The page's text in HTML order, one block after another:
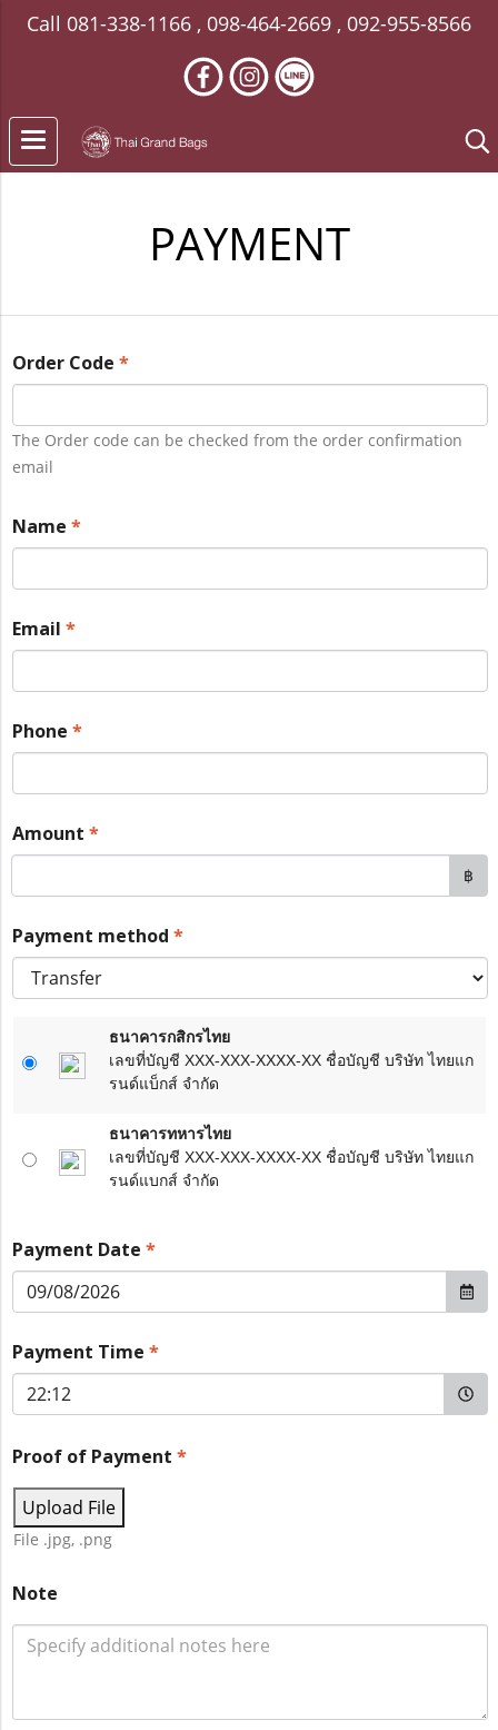
Call 081-338-1166 , 098-464-2669 , 092-955-8566
PAYMENT
Order Code *
The Order code can be checked from the order confirmation
email
Name *
Email *
Phone *
Amount *
฿
Payment method *
ธนาคารกสิกรไทย
เลขที่บัญชี XXX-XXX-XXXX-XX ชื่อบัญชี บริษัท ไทยแก
รนด์แบ็กส์ จำกัด
ธนาคารทหารไทย
เลขที่บัญชี XXX-XXX-XXXX-XX ชื่อบัญชี บริษัท ไทยแก
รนด์แบกส์ จำกัด
Payment Date *
Payment Time *
Proof of Payment *
Upload File
File .jpg, .png
Note